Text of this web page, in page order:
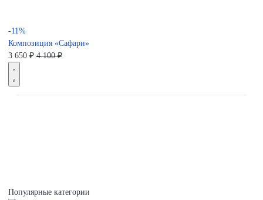
-11%
Композиция «Сафари»
3 650 ₽ 4 100 ₽
Популярные категории